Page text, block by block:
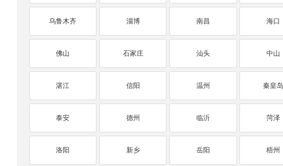
乌鲁木齐 淄博 南昌 海口
佛山 石家庄 汕头 中山
湛江 信阳 温州 秦皇
泰安 德州 临沂 菏泽
洛阳 新乡 岳阳 梧州